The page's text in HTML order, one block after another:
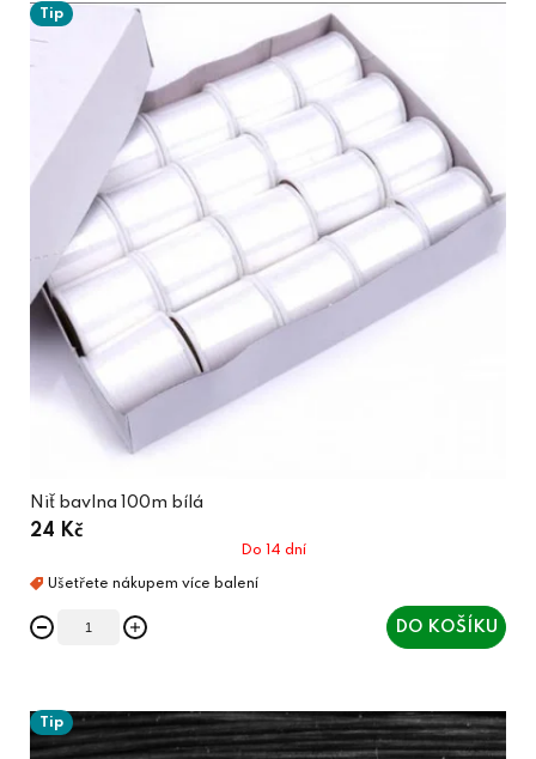
Tip
Niť bavlna 100m bílá
24 Kč
Do 14 dní
DO KOŠÍKU
Tip